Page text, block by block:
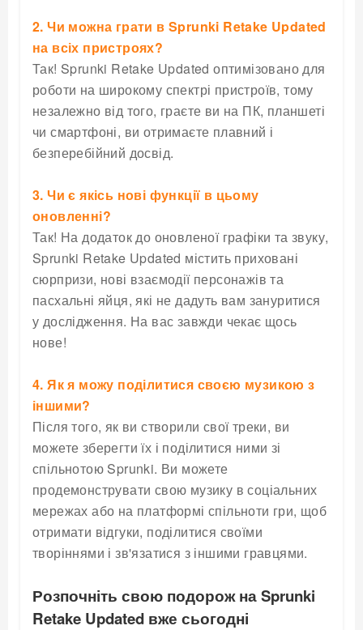
2. Чи можна грати в Sprunki Retake Updated
на всіх пристроях?
Так! Sprunki Retake Updated оптимізовано для
роботи на широкому спектрі пристроїв, тому
незалежно від того, граєте ви на ПК, планшеті
чи смартфоні, ви отримаєте плавний і
безперебійний досвід.
3. Чи є якісь нові функції в цьому
оновленні?
Так! На додаток до оновленої графіки та звуку,
Sprunki Retake Updated містить приховані
сюрпризи, нові взаємодії персонажів та
пасхальні яйця, які не дадуть вам зануритися
у дослідження. На вас завжди чекає щось
нове!
4. Як я можу поділитися своєю музикою з
іншими?
Після того, як ви створили свої треки, ви
можете зберегти їх і поділитися ними зі
спільнотою Sprunki. Ви можете
продемонструвати свою музику в соціальних
мережах або на платформі спільноти гри, щоб
отримати відгуки, поділитися своїми
творіннями і зв'язатися з іншими гравцями.
Розпочніть свою подорож на Sprunki
Retake Updated вже сьогодні